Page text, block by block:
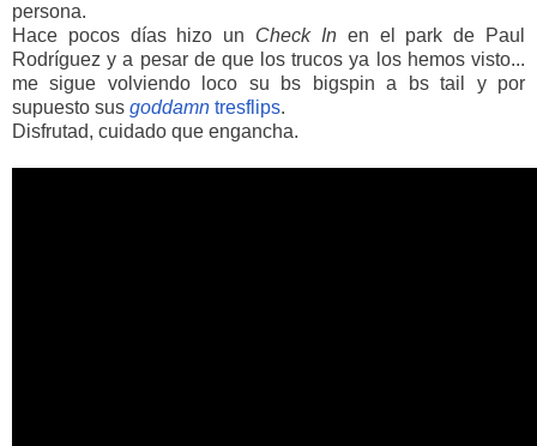
persona.
Hace pocos días hizo un Check Inen el park de Paul
Rodríguez y a pesar de que los trucos ya los hemos visto...
me sigue volviendo loco su bs bigspin a bs tail y por
supuesto sus goddamn tresflips.
Disfrutad, cuidado que engancha.